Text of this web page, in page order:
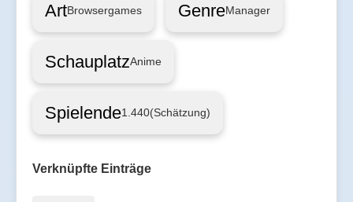
ArtBrowsergames GenreManager
SchauplatzAnime
Spielende1.440(Schätzung)
Verknüpfte Einträge